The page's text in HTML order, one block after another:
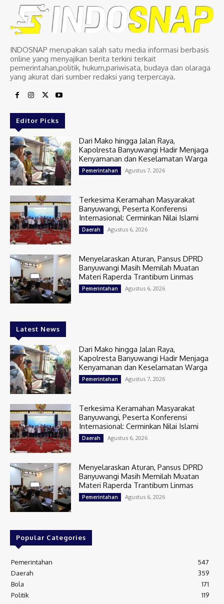
INDOSNAP merupakan salah satu media informasi berbasis
online yang menyajikan berita terkini terkait
pemerintahan,politik, hukum,pariwisata, budaya dan olaraga
yang akurat dari sumber redaksi yang terpercaya.
Editor Picks
Dari Mako hingga Jalan Raya,
Kapolresta Banyuwangi Hadir Menjaga
Kenyamanan dan Keselamatan Warga
Pemerintahan Agustus 7, 2026
Terkesima Keramahan Masyarakat
Banyuwangi, Peserta Konferensi
Internasional: Cerminkan Nilai Islami
Daerah Agustus 6, 2026
Menyelaraskan Aturan, Pansus DPRD
Banyuwangi Masih Memilah Muatan
Materi Raperda Trantibum Linmas
Pemerintahan Agustus 6, 2026
Latest News
Dari Mako hingga Jalan Raya,
Kapolresta Banyuwangi Hadir Menjaga
Kenyamanan dan Keselamatan Warga
Pemerintahan Agustus 7, 2026
Terkesima Keramahan Masyarakat
Banyuwangi, Peserta Konferensi
Internasional: Cerminkan Nilai Islami
Daerah Agustus 6, 2026
Menyelaraskan Aturan, Pansus DPRD
Banyuwangi Masih Memilah Muatan
Materi Raperda Trantibum Linmas
Pemerintahan Agustus 6, 2026
Popular Categories
Pemerintahan
547
Daerah
359
Bola
171
Politik
119